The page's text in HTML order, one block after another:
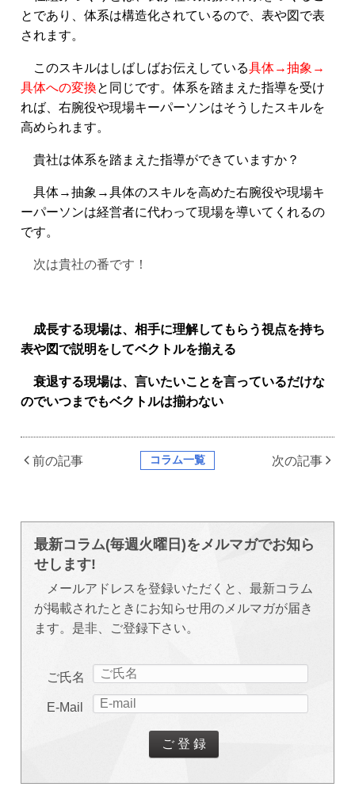
とであり、体系は構造化されているので、表や図で表
されます。
このスキルはしばしばお伝えしている具体→抽象→
具体への変換と同じです。体系を踏まえた指導を受け
れば、右腕役や現場キーパーソンはそうしたスキルを
高められます。
貴社は体系を踏まえた指導ができていますか？
具体→抽象→具体のスキルを高めた右腕役や現場キ
ーパーソンは経営者に代わって現場を導いてくれるの
です。
次は貴社の番です！
成長する現場は、相手に理解してもらう視点を持ち
表や図で説明をしてベクトルを揃える
衰退する現場は、言いたいことを言っているだけな
のでいつまでもベクトルは揃わない
前の記事 コラム一覧 次の記事
最新コラム(毎週火曜日)をメルマガでお知ら
せします!
メールアドレスを登録いただくと、最新コラム
が掲載されたときにお知らせ用のメルマガが届き
ます。是非、ご登録下さい。
ご氏名
E-Mail